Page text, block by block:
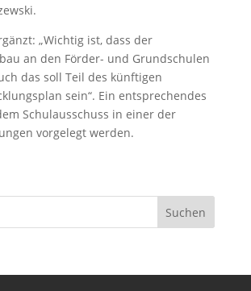
„Wichtig ist, dass der
an den Förder- und Grundschulen
das soll Teil des künftigen
sein“. Ein entsprechendes
Schulausschuss in einer der
vorgelegt werden.